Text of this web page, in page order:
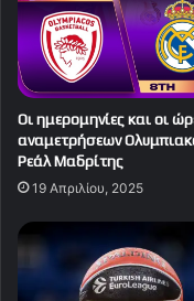
Οι ημερομηνίες και οι
αναμετρήσεων
Ρεάλ Μαδρίτης
19 Απριλίου, 2025